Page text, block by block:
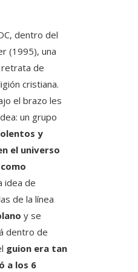
dentro del
(1995), una
de
cristiana.
el brazo les
un grupo
y
el universo
idea de
de la línea
y se
dentro de
guion era tan
a los 6